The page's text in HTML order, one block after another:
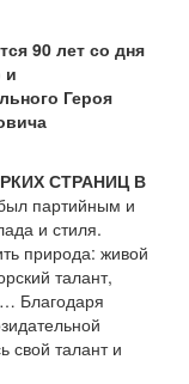
90 лет со дня
и
Героя
СТРАНИЦ В
партийным и
и стиля.
природа: живой
талант,
Благодаря
свой талант и